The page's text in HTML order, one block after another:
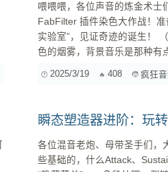
喂喂喂，各位声音的炼金术
FabFilter 插件染色大作战！
实验室”，见证奇迹的诞生！ （此处应有一个神秘又酷炫的实验室动图，各种试管、烧杯里冒着彩
色的烟雾，背景音乐是那种有点儿神经质的电子乐） 咳
2025/3/19 408 疯狂
瞬态塑造器进阶：玩
各位混音老炮、母带圣手们，大家
些基础的，什么Attack、